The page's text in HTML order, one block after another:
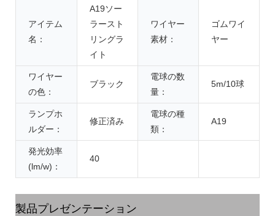
アイテム
名：
A19ソー
ラースト
リングラ
イト
ワイヤー
素材：
ゴムワイ
ヤー
ワイヤー
の色：
ブラック
電球の数
量：
5m/10球
ランプホ
ルダー：
修正済み
電球の種
類：
A19
発光効率
(lm/w)：
40
製品プレゼンテーション